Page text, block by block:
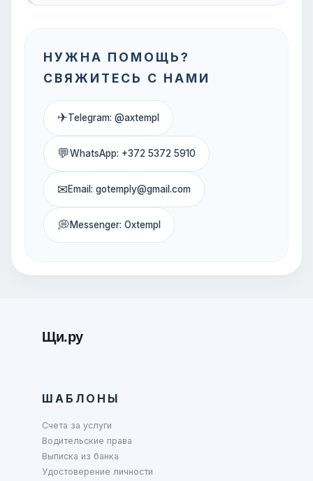
НУЖНА ПОМОЩЬ?
СВЯЖИТЕСЬ С НАМИ
✈Telegram: @axtempl
💬WhatsApp: +372 5372 5910
✉Email: gotemply@gmail.com
💭Messenger: Oxtempl
Щи.ру
ШАБЛОНЫ
Счета за услуги
Водительские права
Выписка из банка
Удостоверение личности